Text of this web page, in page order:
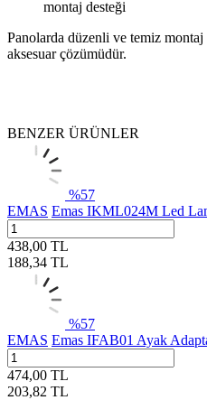
montaj desteği
Panolarda düzenli ve temiz
aksesuar çözümüdür.
BENZER ÜRÜNLER
%57
EMAS Emas IKML024M Led
438,00 TL
188,34 TL
%57
EMAS Emas IFAB01 Ayak
474,00 TL
203,82 TL